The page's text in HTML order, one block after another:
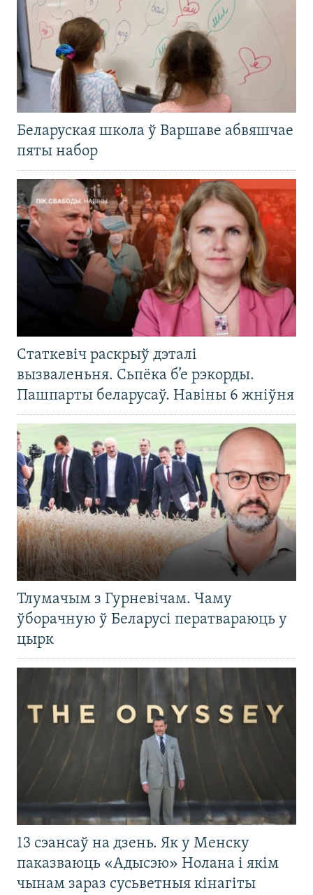
Беларуская школа ў Варшаве абвяшчае
пяты набор
Статкевіч раскрыў дэталі
вызваленьня. Сьпёка б’е рэкорды.
Пашпарты беларусаў. Навіны 6 жніўня
Тлумачым з Гурневічам. Чаму
ўборачную ў Беларусі ператвараюць у
цырк
13 сэансаў на дзень. Як у Менску
паказваюць «Адысэю» Нолана і якім
чынам зараз сусьветныя кінагіты